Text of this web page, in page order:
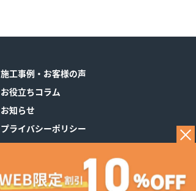
施工事例・お客様の声
お役立ちコラム
お知らせ
プライバシーポリシー